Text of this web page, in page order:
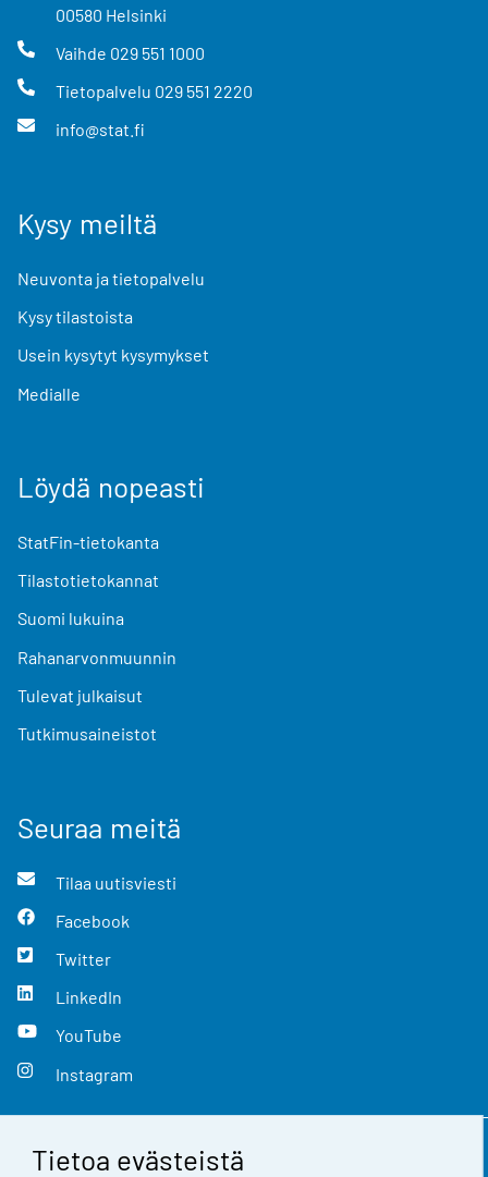
Tietoa evästeistä
00580 Helsinki
Vaihde 029 551 1000
Tietopalvelu 029 551 2220
info@stat.fi
Kysy meiltä
Neuvonta ja tietopalvelu
Kysy tilastoista
Usein kysytyt kysymykset
Medialle
Löydä nopeasti
StatFin-tietokanta
Tilastotietokannat
Suomi lukuina
Rahanarvonmuunnin
Tulevat julkaisut
Tutkimusaineistot
Seuraa meitä
Tilaa uutisviesti
Facebook
Twitter
LinkedIn
YouTube
Instagram
Yhteystiedot